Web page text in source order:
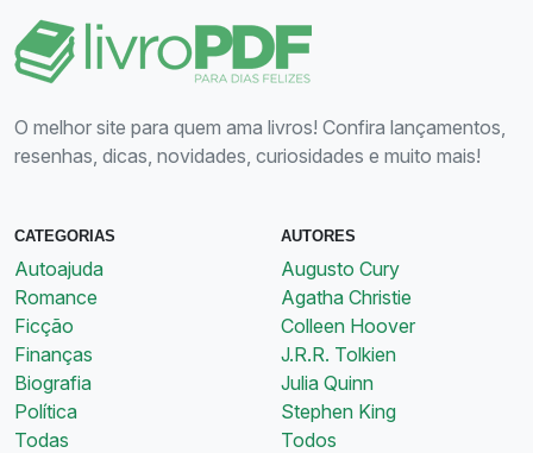
O melhor site para quem ama livros! Confira lançamentos,
resenhas, dicas, novidades, curiosidades e muito mais!
CATEGORIAS
Autoajuda
Romance
Ficção
Finanças
Biografia
Política
Todas
AUTORES
Augusto Cury
Agatha Christie
Colleen Hoover
J.R.R. Tolkien
Julia Quinn
Stephen King
Todos